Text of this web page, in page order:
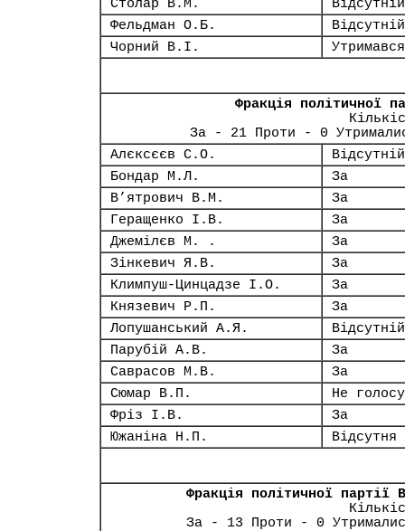
Столар В.М.
Відсутній
Фельдман О.Б.
Відсутній
Чорний В.І.
Утримався
Фракція політичної
За - 21 Проти - 0
Алєксєєв С.О.
Відсутній
Бондар М.Л.
За
В’ятрович В.М.
За
Геращенко І.В.
За
Джемілєв М. .
За
Зінкевич Я.В.
За
Климпуш-Цинцадзе І.О.
За
Князевич Р.П.
За
Лопушанський А.Я.
Відсутній
Парубій А.В.
За
Саврасов М.В.
За
Сюмар В.П.
Не
Фріз І.В.
За
Южаніна Н.П.
Відсутня
Фракція політичної партії
За - 13 Проти - 0